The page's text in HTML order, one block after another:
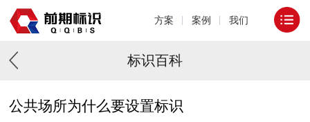
方案 案例 我们
标识百科
公共场所为什么要设置标识